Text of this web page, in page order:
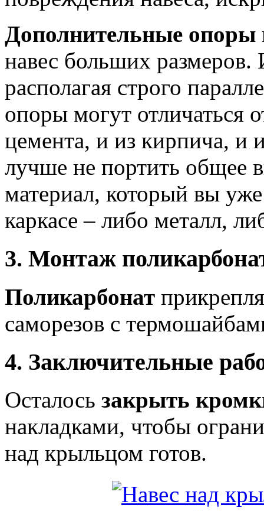
Дополнительные опоры
навес больших
располагая строго
опоры могут отличаться
цемента, и из кирпича, и
лучше не портить общее
материал, который вы
каркасе – либо металл,
3. Монтаж
Поликарбонат
саморезов с
4. Заключительные
Осталось закрыть
накладками, чтобы
над крыльцом готов.